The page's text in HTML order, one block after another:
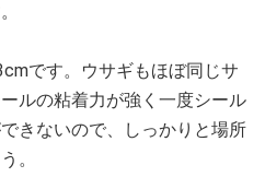
です。ウサギもほぼ同じサ
ルの粘着力が強く一度シール
きないので、しっかりと場所
。